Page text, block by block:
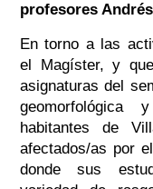
profesores
En torno a las
el Magíster, y
asignaturas del
habitantes de
afectados/as por
donde sus